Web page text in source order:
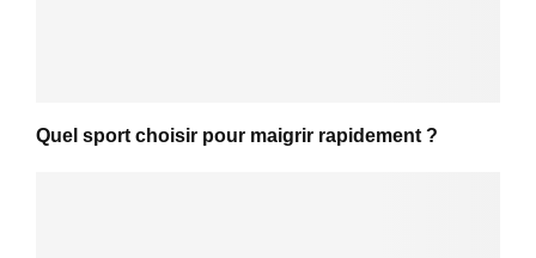
Quel sport choisir pour maigrir rapidement ?